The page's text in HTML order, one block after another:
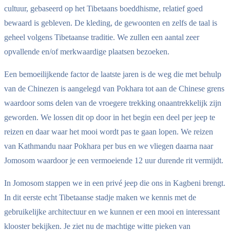
cultuur, gebaseerd op het Tibetaans boeddhisme, relatief goed
bewaard is gebleven. De kleding, de gewoonten en zelfs de taal is
geheel volgens Tibetaanse traditie. We zullen een aantal zeer
opvallende en/of merkwaardige plaatsen bezoeken.
Een bemoeilijkende factor de laatste jaren is de weg die met behulp
van de Chinezen is aangelegd van Pokhara tot aan de Chinese grens
waardoor soms delen van de vroegere trekking onaantrekkelijk zijn
geworden. We lossen dit op door in het begin een deel per jeep te
reizen en daar waar het mooi wordt pas te gaan lopen. We reizen
van Kathmandu naar Pokhara per bus en we vliegen daarna naar
Jomosom waardoor je een vermoeiende 12 uur durende rit vermijdt.
In Jomosom stappen we in een privé jeep die ons in Kagbeni brengt.
In dit eerste echt Tibetaanse stadje maken we kennis met de
gebruikelijke architectuur en we kunnen er een mooi en interessant
klooster bekijken. Je ziet nu de machtige witte pieken van